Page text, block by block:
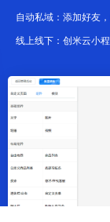
自动私域：添加好友
线上线下：创米云小